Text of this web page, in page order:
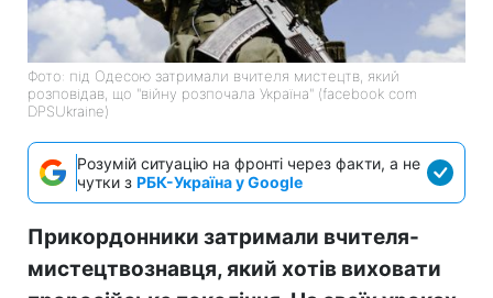
Фото: під Одесою затримали вчителя мистецтв, який
розповідав, що "війну розпочала Україна" (facebook com
DPSUkraine)
Розумій ситуацію на фронті через факти, а не
чутки з РБК-Україна у Google
Прикордонники затримали вчителя-
мистецтвознавця, який хотів виховати